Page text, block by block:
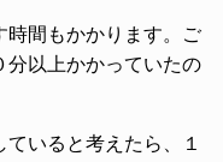
時間もかかります。ご
分以上かかっていたの
いると考えたら、１